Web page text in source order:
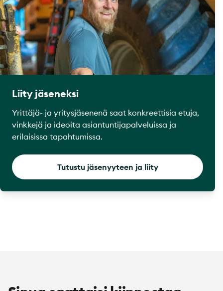
Liity jäseneksi
Yrittäjä- ja yritysjäsenenä saat konkreettisia etuja,
vinkkejä ja ideoita asiantuntijapalveluissa ja
erilaisissa tapahtumissa.
Tutustu jäsenyyteen ja liity